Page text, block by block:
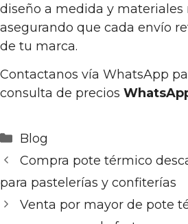
diseño a medida y materiales
asegurando que cada envío
de tu marca.
Contactanos vía WhatsApp
consulta de precios
Categorías
Blog
Compra pote térmico
para pastelerías y confiterías
Venta por mayor de pote